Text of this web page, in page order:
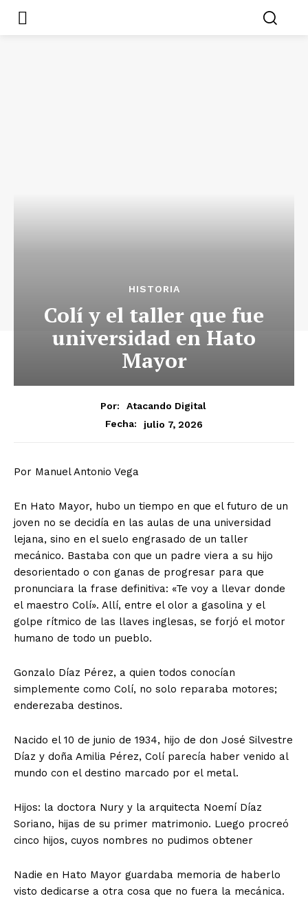
HISTORIA
Colí y el taller que fue
universidad en Hato
Mayor
Por:
Atacando Digital
Fecha:
julio 7, 2026
Por Manuel Antonio Vega
En Hato Mayor, hubo un tiempo en que el futuro de un
joven no se decidía en las aulas de una universidad
lejana, sino en el suelo engrasado de un taller
mecánico. Bastaba con que un padre viera a su hijo
desorientado o con ganas de progresar para que
pronunciara la frase definitiva: «Te voy a llevar donde
el maestro Colí». Allí, entre el olor a gasolina y el
golpe rítmico de las llaves inglesas, se forjó el motor
humano de todo un pueblo.
Gonzalo Díaz Pérez, a quien todos conocían
simplemente como Colí, no solo reparaba motores;
enderezaba destinos.
Nacido el 10 de junio de 1934, hijo de don José Silvestre
Díaz y doña Amilia Pérez, Colí parecía haber venido al
mundo con el destino marcado por el metal.
Hijos: la doctora Nury y la arquitecta Noemí Díaz
Soriano, hijas de su primer matrimonio. Luego procreó
cinco hijos, cuyos nombres no pudimos obtener
Nadie en Hato Mayor guardaba memoria de haberlo
visto dedicarse a otra cosa que no fuera la mecánica.